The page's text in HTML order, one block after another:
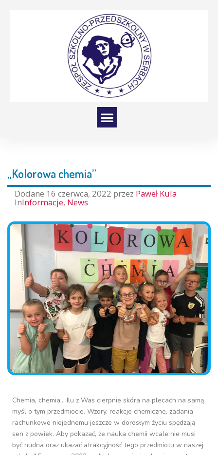
„Kolorowa chemia”
Dodane 16 czerwca, 2022 przez Paweł Kula
InInformacje, News
Chemia, chemia… Ilu z Was cierpnie skóra na plecach na samą
myśl o tym przedmiocie. Wzory, reakcje chemiczne, zadania
rachunkowe niejednemu jeszcze w dorosłym życiu spędzają
sen z powiek. Aby pokazać, że nauka chemii wcale nie musi
być nudna oraz ukazać atrakcyjność tego przedmiotu w naszej